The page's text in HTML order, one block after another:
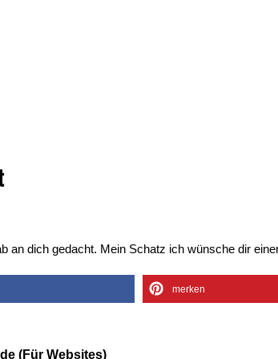
an dich gedacht. Mein Schatz ich wünsche dir
merken
(Für Websites)